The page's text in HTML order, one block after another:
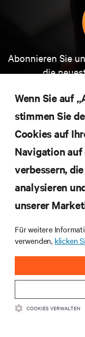
Abonnieren Sie
die
Themen der
und
RESSOURCEN
SUPPORT
UNTERNEHMEN
BLEIBEN SIE MIT UNS
Wenn Sie auf
stimmen Sie
Cookies auf
Navigation auf
verbessern,
analysieren
unserer
Für weitere
verwenden, klicken
COOKIES VERWALTEN